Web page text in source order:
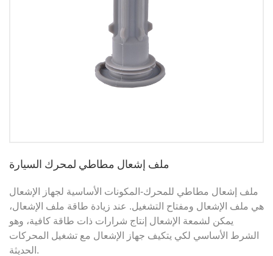
ملف إشعال مطاطي لمحرك السيارة
ملف إشعال مطاطي للمحرك- المكونات الأساسية لجهاز الإشعال
هي ملف الإشعال ومفتاح التشغيل. عند زيادة طاقة ملف الإشعال،
يمكن لشمعة الإشعال إنتاج شرارات ذات طاقة كافية، وهو
الشرط الأساسي لكي يتكيف جهاز الإشعال مع تشغيل المحركات
الحديثة.